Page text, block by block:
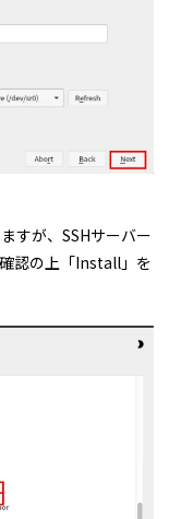
すが、SSHサーバー
認の上「Install」を